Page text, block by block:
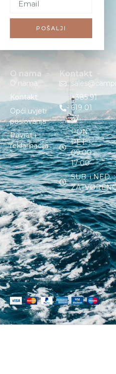
POŠALJI
O nama
O nama
Kontakt
Opći uvjeti
poslovanja
Povrat i
reklamacija
Kontakt
+385 91
619 01
27
PON. –
PET. :
09:00 –
17:00
SUB. i NED. :